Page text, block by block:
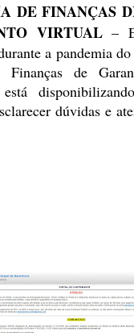
DE FINANÇAS
VIRTUAL– E
a pandemia
Finanças de
dúvidas e